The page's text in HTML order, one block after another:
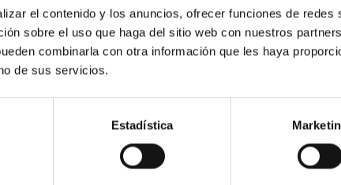
el contenido y los anuncios, ofrecer funciones de redes
sobre el uso que haga del sitio web con nuestros
combinarla con otra información que les haya
de sus servicios.
Estadística
que explora el futuro de la
legado de la misión Gaia